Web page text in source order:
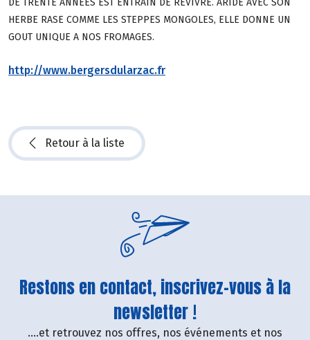
HERBE RASE COMME LES STEPPES MONGOLES, ELLE DONNE UN
GOUT UNIQUE A NOS FROMAGES.
http://www.bergersdularzac.fr
Retour à la liste
Restons en contact, inscrivez-vous à la
newsletter !
....et retrouvez nos offres, nos événements et nos